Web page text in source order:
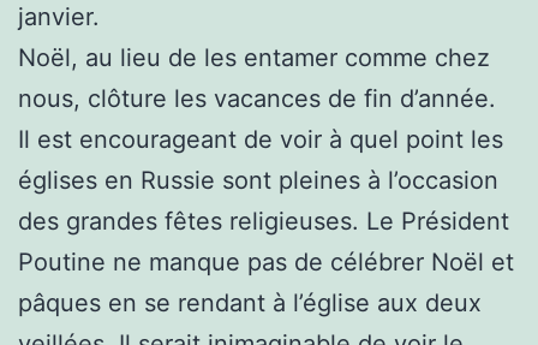
janvier.
Noël, au lieu de les entamer comme chez
nous, clôture les vacances de fin d’année.
Il est encourageant de voir à quel point les
églises en Russie sont pleines à l’occasion
des grandes fêtes religieuses. Le Président
Poutine ne manque pas de célébrer Noël et
pâques en se rendant à l’église aux deux